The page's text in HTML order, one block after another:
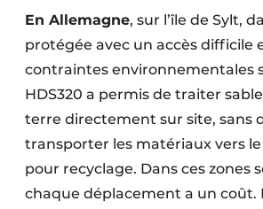
En Allemagne, sur l’île de Sylt,
protégée avec un accès difficile
contraintes environnementales
HDS320 a permis de traiter
terre directement sur site, sans
transporter les matériaux vers
pour recyclage. Dans ces zones
chaque déplacement a un coût.